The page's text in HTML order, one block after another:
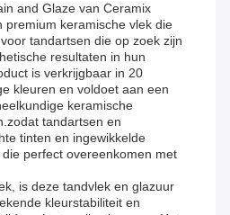
and Glaze van Ceramix
premium keramische vlek die
tandartsen die op zoek zijn
resultaten in hun
is verkrijgbaar in 20
kleuren en voldoet aan een
keramische
tandartsen en
tinten en ingewikkelde
perfect overeenkomen met
is deze tandvlek en glazuur
kleurstabiliteit en